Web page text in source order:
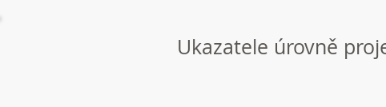
Ukazatele úrovně